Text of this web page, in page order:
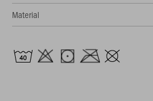
Material